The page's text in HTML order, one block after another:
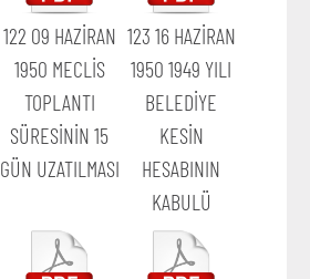
122 09 HAZİRAN
1950 MECLİS
TOPLANTI
SÜRESİNİN 15
GÜN UZATILMASI
123 16 HAZİRAN
1950 1949 YILI
BELEDİYE
KESİN
HESABININ
KABULÜ